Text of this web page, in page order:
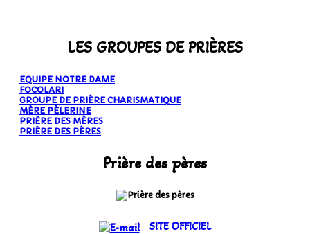
LES GROUPES DE PRIÈRES
EQUIPE NOTRE DAME
FOCOLARI
GROUPE DE PRIÈRE CHARISMATIQUE
MÈRE PÈLERINE
PRIÈRE DES MÈRES
PRIÈRE DES PÈRES
Prière des pères
SITE OFFICIEL